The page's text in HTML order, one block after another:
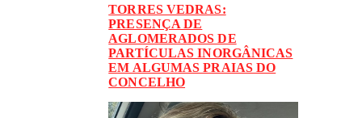
TORRES VEDRAS:
PRESENÇA DE
AGLOMERADOS DE
PARTÍCULAS INORGÂNICAS
EM ALGUMAS PRAIAS DO
CONCELHO